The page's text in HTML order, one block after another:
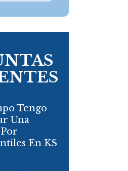
Tengo
Una
En KS